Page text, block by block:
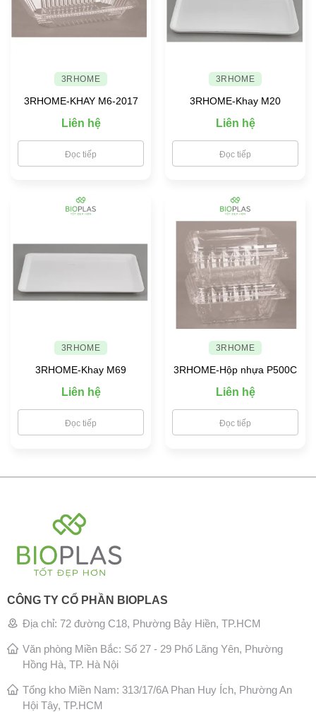
3RHOME
3RHOME-KHAY M6-2017
Liên hệ
Đọc tiếp
3RHOME
3RHOME-Khay M20
Liên hệ
Đọc tiếp
3RHOME
3RHOME-Khay M69
Liên hệ
Đọc tiếp
3RHOME
3RHOME-Hộp nhựa P500C
Liên hệ
Đọc tiếp
CÔNG TY CỔ PHẦN BIOPLAS
Địa chỉ: 72 đường C18, Phường Bảy Hiền, TP.HCM
Văn phòng Miền Bắc: Số 27 - 29 Phố Lãng Yên, Phường
Hồng Hà, TP. Hà Nội
Tổng kho Miền Nam: 313/17/6A Phan Huy Ích, Phường An
Hội Tây, TP.HCM